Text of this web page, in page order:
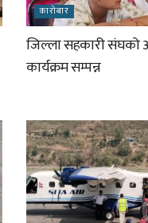
कारोबार
जिल्ला सहकारी संघको
कार्यक्रम सम्पन्न